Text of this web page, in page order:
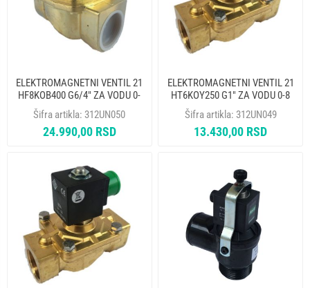
ELEKTROMAGNETNI VENTIL 21
HF8KOB400 G6/4" ZA VODU 0-
16 BAR -10C/+90C Fi 40mm
230V ODE
Šifra artikla: 312UN050
24.990,00 RSD
ELEKTROMAGNETNI VENTIL 21
HT6KOY250 G1" ZA VODU 0-8
BAR -10C/+90C Fi 25mm 230V
ODE
Šifra artikla: 312UN049
13.430,00 RSD